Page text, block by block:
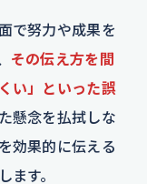
で努力や成果を
その伝え方を間
い」といった誤
懸念を払拭しな
効果的に伝える
ます。